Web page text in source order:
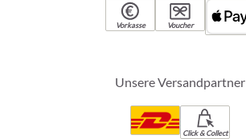
Vorkasse Voucher
Unsere Versandpartner
Click & Collect